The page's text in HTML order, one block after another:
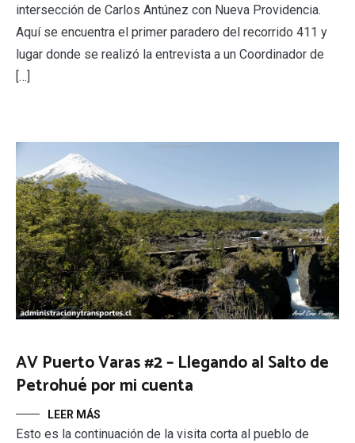
intersección de Carlos Antúnez con Nueva Providencia.
Aquí se encuentra el primer paradero del recorrido 411 y
lugar donde se realizó la entrevista a un Coordinador de
[…]
AV Puerto Varas #2 – Llegando al Salto de
Petrohué por mi cuenta
LEER MÁS
Esto es la continuación de la visita corta al pueblo de